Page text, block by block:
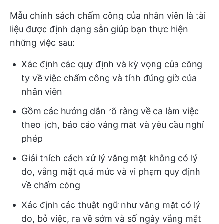
Mẫu chính sách chấm công của nhân viên là tài
liệu được định dạng sẵn giúp bạn thực hiện
những việc sau:
Xác định các quy định và kỳ vọng của công
ty về việc chấm công và tính đúng giờ của
nhân viên
Gồm các hướng dẫn rõ ràng về ca làm việc
theo lịch, báo cáo vắng mặt và yêu cầu nghỉ
phép
Giải thích cách xử lý vắng mặt không có lý
do, vắng mặt quá mức và vi phạm quy định
về chấm công
Xác định các thuật ngữ như vắng mặt có lý
do, bỏ việc, ra về sớm và số ngày vắng mặt